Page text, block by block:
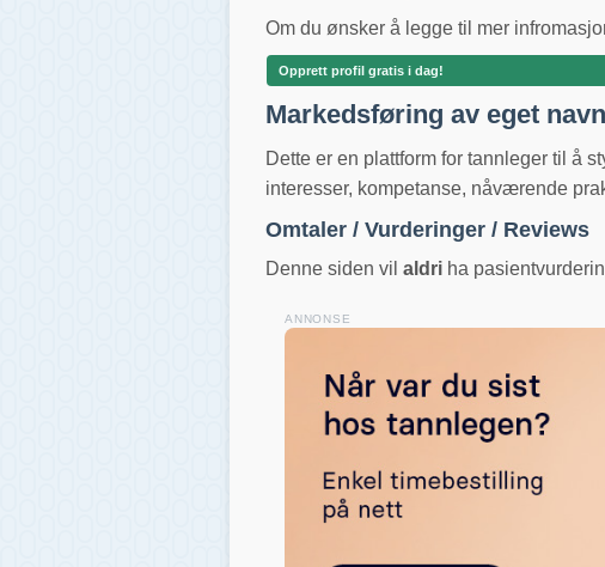
Om du ønsker å legge til mer
Opprett profil gratis i dag!
Markedsføring av eget navn
Dette er en plattform for tannleger til å
interesser, kompetanse, nåværende
Omtaler / Vurderinger / Reviews
Denne siden vil aldri ha
ANNONSE